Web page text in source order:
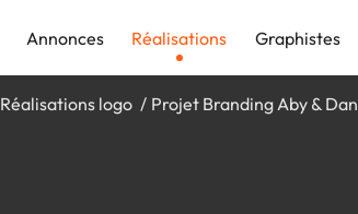
Annonces Réalisations Graphistes
Réalisations logo Projet Branding Aby & Dan